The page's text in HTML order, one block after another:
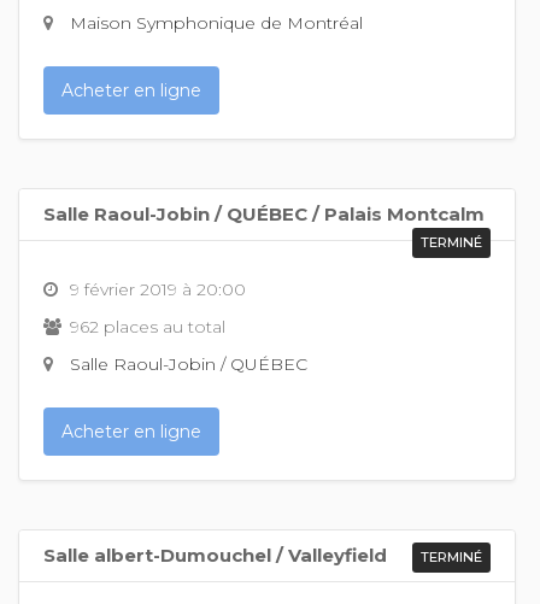
Maison Symphonique de Montréal
Acheter en ligne
Salle Raoul-Jobin / QUÉBEC / Palais Montcalm
TERMINÉ
9 février 2019 à 20:00
962 places au total
Salle Raoul-Jobin / QUÉBEC
Acheter en ligne
Salle albert-Dumouchel / Valleyfield TERMINÉ